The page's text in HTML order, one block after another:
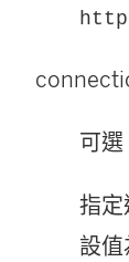
可選
指定
設值